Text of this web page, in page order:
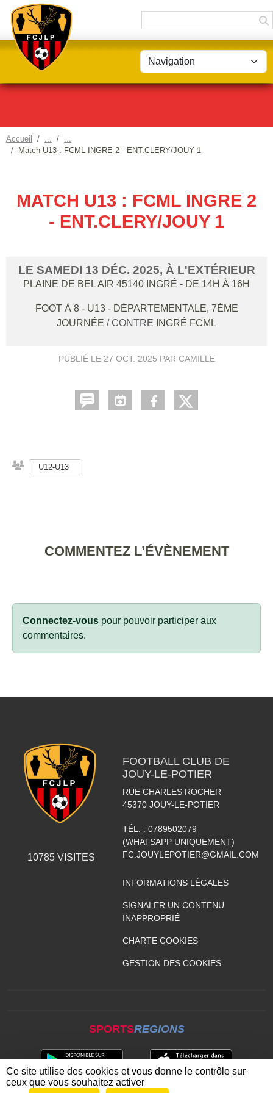
Accueil
Match U13 : FCML INGRE 2 - ENT.CLERY/JOUY 1
MATCH U13 : FCML INGRE 2
- ENT.CLERY/JOUY 1
LE SAMEDI 13 DÉC. 2025, À L'EXTÉRIEUR
PLAINE DE BEL AIR 45140 INGRÉ - DE 14H À 16H
FOOT À 8 - U13 - DÉPARTEMENTALE, 7ÈME
JOURNÉE / CONTRE INGRÉ FCML
PUBLIÉ LE 27 OCT. 2025 PAR CAMILLE
U12-U13
COMMENTEZ L’ÉVÈNEMENT
Connectez-vous pour pouvoir participer aux
commentaires.
10785VISITES
FOOTBALL CLUB DE
JOUY-LE-POTIER
RUE CHARLES ROCHER
45370 JOUY-LE-POTIER
TÉL. : 0789502079
(WHATSAPP UNIQUEMENT)
FC.JOUYLEPOTIER@GMAIL.COM
INFORMATIONS LÉGALES
SIGNALER UN CONTENU
INAPPROPRIÉ
CHARTE COOKIES
GESTION DES COOKIES
SPORTSREGIONS
Panneau de gestion des cookies
Ce site utilise des cookies et vous donne le contrôle sur
ceux que vous souhaitez activer